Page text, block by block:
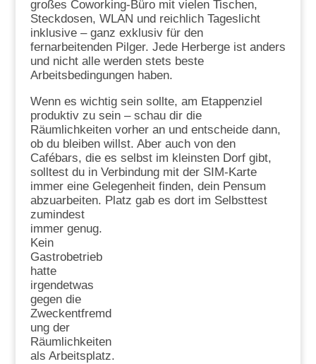
großes Coworking-Büro mit vielen Tischen,
Steckdosen, WLAN und reichlich Tageslicht
inklusive – ganz exklusiv für den
fernarbeitenden Pilger. Jede Herberge ist anders
und nicht alle werden stets beste
Arbeitsbedingungen haben.
Wenn es wichtig sein sollte, am Etappenziel
produktiv zu sein – schau dir die
Räumlichkeiten vorher an und entscheide dann,
ob du bleiben willst. Aber auch von den
Cafébars, die es selbst im kleinsten Dorf gibt,
solltest du in Verbindung mit der SIM-Karte
immer eine Gelegenheit finden, dein Pensum
abzuarbeiten. Platz gab es dort im Selbsttest
zumindest
immer genug.
Kein
Gastrobetrieb
hatte
irgendetwas
gegen die
Zweckentfremd
ung der
Räumlichkeiten
als Arbeitsplatz.